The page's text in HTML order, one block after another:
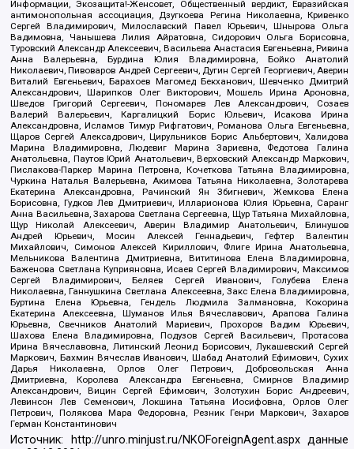
Информации, Экозащита!-Женсовет, Общественный вердикт, Евразийская
антимонопольная ассоциация, Дзугкоева Регина Николаевна, Кривенко
Сергей Владимирович, Милославский Павел Юрьевич, Шнырова Ольга
Вадимовна, Чанышева Лилия Айратовна, Сидорович Ольга Борисовна,
Туровский Александр Алексеевич, Васильева Анастасия Евгеньевна, Ривина
Анна Валерьевна, Бурдина Юлия Владимировна, Бойко Анатолий
Николаевич, Пивоваров Андрей Сергеевич, Дугин Сергей Георгиевич, Аверин
Виталий Евгеньевич, Барахоев Магомед Бекханович, Шевченко Дмитрий
Александрович, Шарипков Олег Викторович, Мошель Ирина Ароновна,
Шведов Григорий Сергеевич, Пономарев Лев Александрович, Созаев
Валерий Валерьевич, Каргалицкий Борис Юльевич, Исакова Ирина
Александровна, Исламов Тимур Рифгатович, Романова Ольга Евгеньевна,
Щаров Сергей Алексадрович, Цирульников Борис Альбертович, Халидова
Марина Владимировна, Людевиг Марина Зариевна, Федотова Галина
Анатольевна, Паутов Юрий Анатольевич, Верховский Александр Маркович,
Пислакова-Паркер Марина Петровна, Кочеткова Татьяна Владимировна,
Чуркина Наталья Валерьевна, Акимова Татьяна Николаевна, Золотарева
Екатерина Александровна, Рачинский Ян Збигневич, Жемкова Елена
Борисовна, Гудков Лев Дмитриевич, Илларионова Юлия Юрьевна, Саранг
Анна Васильевна, Захарова Светлана Сергеевна, Щур Татьяна Михайловна,
Щур Николай Алексеевич, Аверин Владимир Анатольевич, Блинушов
Андрей Юрьевич, Мосин Алексей Геннадьевич, Гефтер Валентин
Михайлович, Симонов Алексей Кириллович, Флиге Ирина Анатольевна,
Мельникова Валентина Дмитриевна, Вититинова Елена Владимировна,
Баженова Светлана Куприяновна, Исаев Сергей Владимирович, Максимов
Сергей Владимирович, Беляев Сергей Иванович, Голубева Елена
Николаевна, Ганнушкина Светлана Алексеевна, Закс Елена Владимировна,
Буртина Елена Юрьевна, Гендель Людмила Залмановна, Кокорина
Екатерина Алексеевна, Шуманов Илья Вячеславович, Арапова Галина
Юрьевна, Свечников Анатолий Мариевич, Прохоров Вадим Юрьевич,
Шахова Елена Владимировна, Подузов Сергей Васильевич, Протасова
Ирина Вячеславовна, Литинский Леонид Борисович, Лукашевский Сергей
Маркович, Бахмин Вячеслав Иванович, Шабад Анатолий Ефимович, Сухих
Дарья Николаевна, Орлов Олег Петрович, Добровольская Анна
Дмитриевна, Королева Александра Евгеньевна, Смирнов Владимир
Александрович, Вицин Сергей Ефимович, Золотухин Борис Андреевич,
Левинсон Лев Семенович, Локшина Татьяна Иосифовна, Орлов Олег
Петрович, Полякова Мара Федоровна, Резник Генри Маркович, Захаров
Герман Константинович
Источник: http://unro.minjust.ru/NKOForeignAgent.aspxданные